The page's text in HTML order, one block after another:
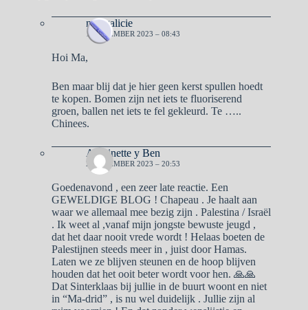
naargalicie
1 NOVEMBER 2023 – 08:43
Hoi Ma,
Ben maar blij dat je hier geen kerst spullen hoedt
te kopen. Bomen zijn net iets te fluoriserend
groen, ballen net iets te fel gekleurd. Te …..
Chinees.
Antoinette y Ben
2 NOVEMBER 2023 – 20:53
Goedenavond , een zeer late reactie. Een
GEWELDIGE BLOG ! Chapeau . Je haalt aan
waar we allemaal mee bezig zijn . Palestina / Israël
. Ik weet al ,vanaf mijn jongste bewuste jeugd ,
dat het daar nooit vrede wordt ! Helaas boeten de
Palestijnen steeds meer in , juist door Hamas.
Laten we ze blijven steunen en de hoop blijven
houden dat het ooit beter wordt voor hen. 🙏🙏
Dat Sinterklaas bij jullie in de buurt woont en niet
in “Ma-drid” , is nu wel duidelijk . Jullie zijn al